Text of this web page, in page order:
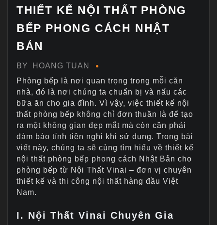
THIẾT KẾ NỘI THẤT PHÒNG
BẾP PHONG CÁCH NHẬT
BẢN
BY
HOANG TUAN
Phòng bếp là nơi quan trọng trong mỗi căn
nhà, đó là nơi chúng ta chuẩn bị và nấu các
bữa ăn cho gia đình. Vì vậy, việc thiết kế nội
thất phòng bếp không chỉ đơn thuần là để tạo
ra một không gian đẹp mắt mà còn cần phải
đảm bảo tính tiện nghi khi sử dụng. Trong bài
viết này, chúng ta sẽ cùng tìm hiểu về thiết kế
nội thất phòng bếp phong cách Nhật Bản cho
phòng bếp từ Nội Thất Vinai – đơn vị chuyên
thiết kế và thi công nội thất hàng đầu Việt
Nam.
I. Nội Thất Vinai Chuyên Gia